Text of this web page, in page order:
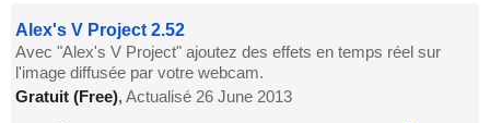
Alex's V Project 2.52
Avec "Alex's V Project" ajoutez des effets en temps réel sur
l'image diffusée par votre webcam.
Gratuit (Free),Actualisé 26 June 2013